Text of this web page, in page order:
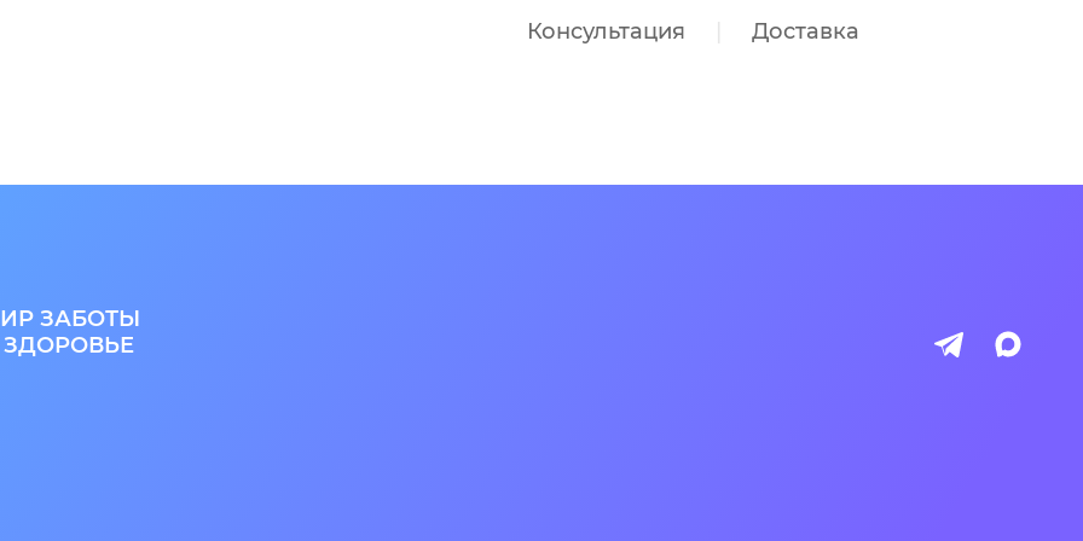
Консультация Доставка
ЗАБОТЫ